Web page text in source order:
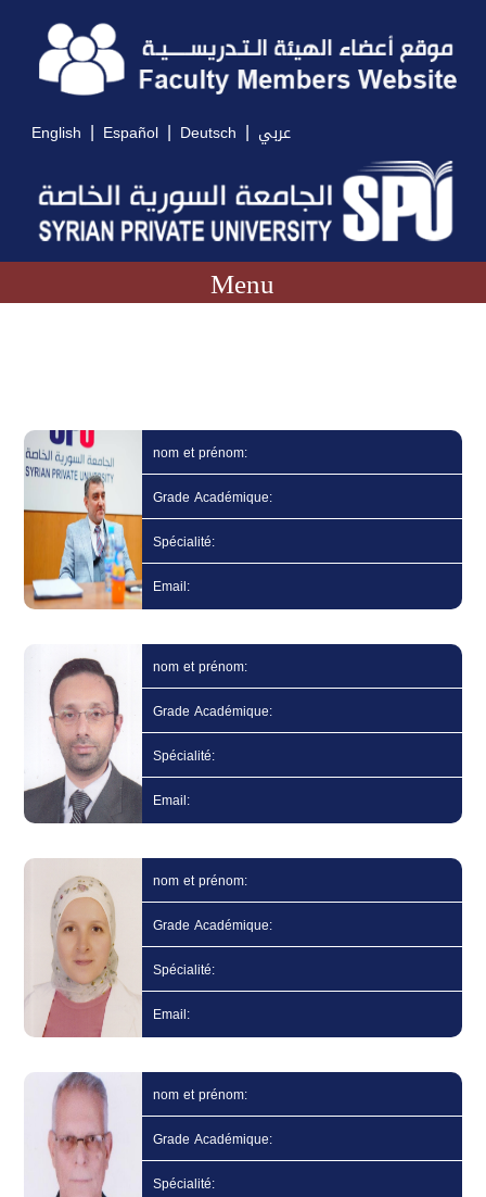
English | Español | Deutsch | عربي
Menu
nom et prénom:
Grade Académique:
Spécialité:
Email:
nom et prénom:
Grade Académique:
Spécialité:
Email:
nom et prénom:
Grade Académique:
Spécialité:
Email:
nom et prénom:
Grade Académique:
Spécialité: